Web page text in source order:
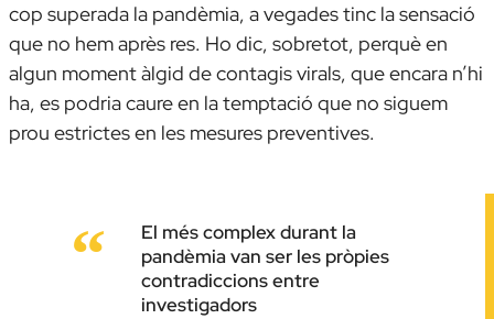
cop superada la pandèmia, a vegades tinc la sensació
que no hem après res. Ho dic, sobretot, perquè en
algun moment àlgid de contagis virals, que encara n’hi
ha, es podria caure en la temptació que no siguem
prou estrictes en les mesures preventives.
El més complex durant la
pandèmia van ser les pròpies
contradiccions entre
investigadors